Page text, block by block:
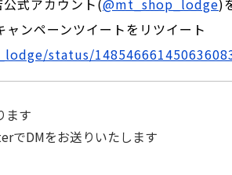
式アカウント(@mt_shop_lodge)
ンペーンツイートをリツイート
status/
ます
でDMをお送りいたします